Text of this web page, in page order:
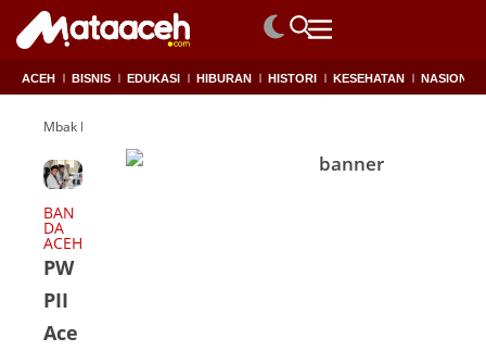
ACEH BISNIS EDUKASI HIBURAN HISTORI KESEHATAN NASIONAL
Mbak Rara PJ Gubernur Aceh
BAN
DA
ACEH
PW
PII
Ace